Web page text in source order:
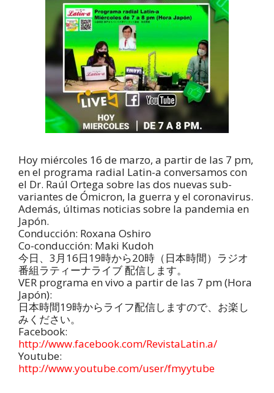
Hoy miércoles 16 de marzo, a partir de las 7 pm,
en el programa radial Latin-a conversamos con
el Dr. Raúl Ortega sobre las dos nuevas sub-
variantes de Ómicron, la guerra y el coronavirus.
Además, últimas noticias sobre la pandemia en
Japón.
Conducción: Roxana Oshiro
Co-conducción: Maki Kudoh
今日、3月16日19時から20時（日本時間）ラジオ
番組ラティーナライブ 配信します。
VER programa en vivo a partir de las 7 pm (Hora
Japón):
日本時間19時からライフ配信しますので、お楽し
みください。
Facebook:
http://www.facebook.com/RevistaLatin.a/
Youtube:
http://www.youtube.com/user/fmyytube